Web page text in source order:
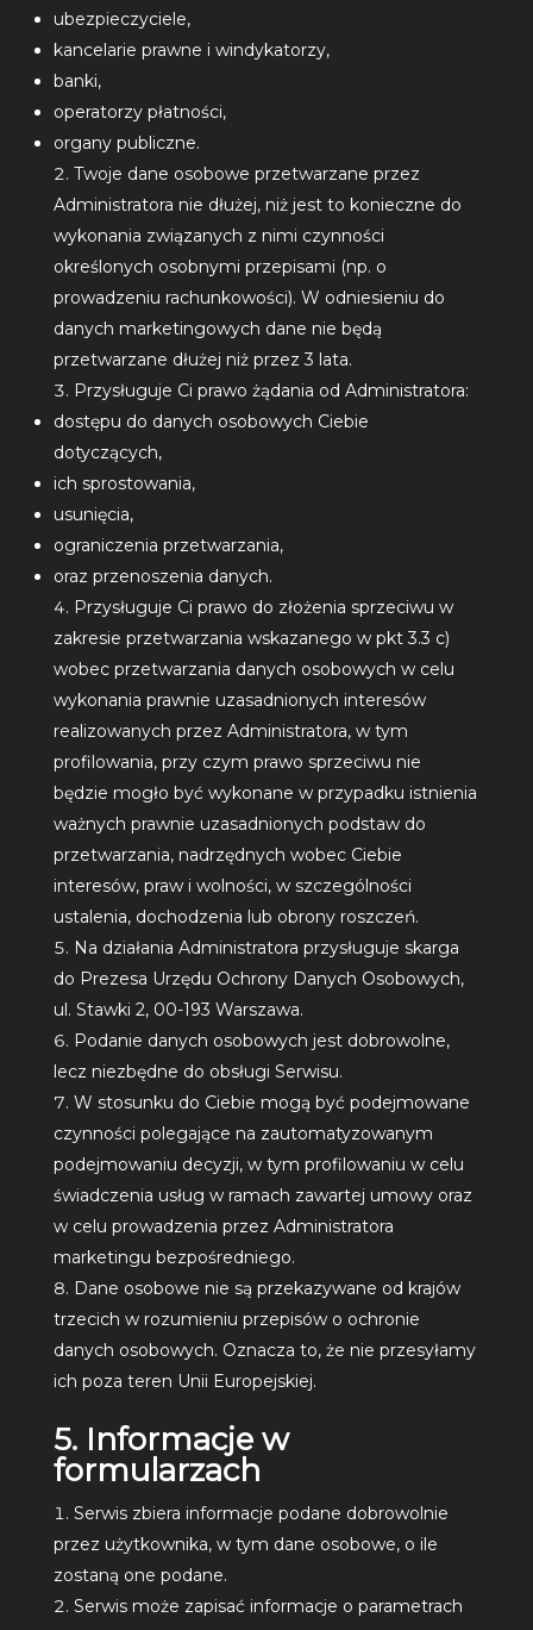
ubezpieczyciele,
kancelarie prawne i windykatorzy,
banki,
operatorzy płatności,
organy publiczne.
Twoje dane osobowe przetwarzane przez
Administratora nie dłużej, niż jest to konieczne do
wykonania związanych z nimi czynności
określonych osobnymi przepisami (np. o
prowadzeniu rachunkowości). W odniesieniu do
danych marketingowych dane nie będą
przetwarzane dłużej niż przez 3 lata.
Przysługuje Ci prawo żądania od Administratora:
dostępu do danych osobowych Ciebie
dotyczących,
ich sprostowania,
usunięcia,
ograniczenia przetwarzania,
oraz przenoszenia danych.
Przysługuje Ci prawo do złożenia sprzeciwu w
zakresie przetwarzania wskazanego w pkt 3.3 c)
wobec przetwarzania danych osobowych w celu
wykonania prawnie uzasadnionych interesów
realizowanych przez Administratora, w tym
profilowania, przy czym prawo sprzeciwu nie
będzie mogło być wykonane w przypadku istnienia
ważnych prawnie uzasadnionych podstaw do
przetwarzania, nadrzędnych wobec Ciebie
interesów, praw i wolności, w szczególności
ustalenia, dochodzenia lub obrony roszczeń.
Na działania Administratora przysługuje skarga
do Prezesa Urzędu Ochrony Danych Osobowych,
ul. Stawki 2, 00-193 Warszawa.
Podanie danych osobowych jest dobrowolne,
lecz niezbędne do obsługi Serwisu.
W stosunku do Ciebie mogą być podejmowane
czynności polegające na zautomatyzowanym
podejmowaniu decyzji, w tym profilowaniu w celu
świadczenia usług w ramach zawartej umowy oraz
w celu prowadzenia przez Administratora
marketingu bezpośredniego.
Dane osobowe nie są przekazywane od krajów
trzecich w rozumieniu przepisów o ochronie
danych osobowych. Oznacza to, że nie przesyłamy
ich poza teren Unii Europejskiej.
5. Informacje w
formularzach
Serwis zbiera informacje podane dobrowolnie
przez użytkownika, w tym dane osobowe, o ile
zostaną one podane.
Serwis może zapisać informacje o parametrach